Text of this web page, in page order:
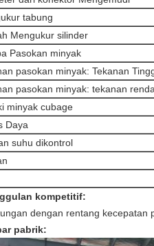
tabung
Mengukur silinder
Pasokan minyak
pasokan minyak: Tekanan
pasokan minyak: tekanan
minyak cubage
Daya
suhu dikontrol
kompetitif:
dengan rentang kecepatan
pabrik: